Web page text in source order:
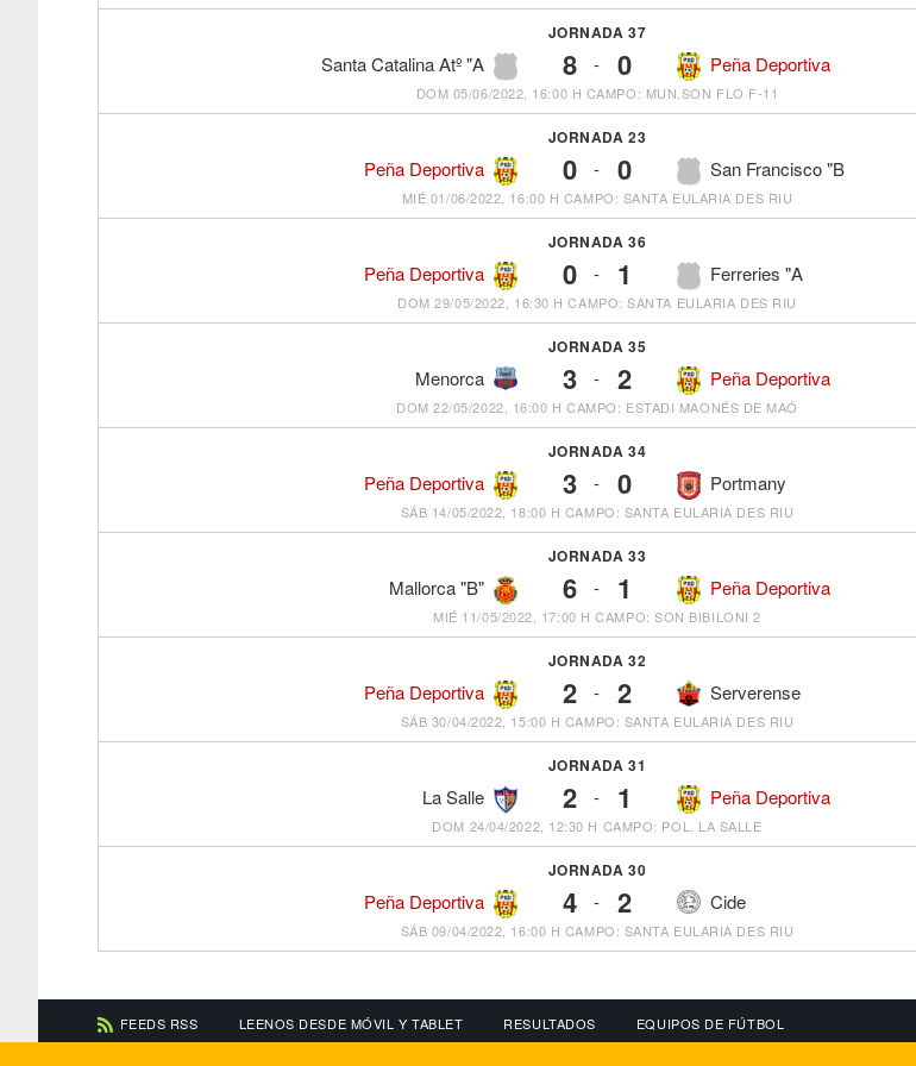
JORNADA 37
Santa Catalina Atº "A 8 - Peña Deportiva
0
DOM 05/06/2022, 16:00 H CAMPO: MUN.SON FLO F-11
JORNADA 23
Peña Deportiva 0 - San Francisco "B
0
MIÉ 01/06/2022, 16:00 H CAMPO: SANTA EULARIA DES RIU
JORNADA 36
Peña Deportiva 0 - Ferreries "A
1
DOM 29/05/2022, 16:30 H CAMPO: SANTA EULARIA DES RIU
JORNADA 35
Menorca 3 - Peña Deportiva
2
DOM 22/05/2022, 16:00 H CAMPO: ESTADI MAONÉS DE MAÓ
JORNADA 34
Peña Deportiva 3 - Portmany
0
SÁB 14/05/2022, 18:00 H CAMPO: SANTA EULARIA DES RIU
JORNADA 33
Mallorca "B" 6 - Peña Deportiva
1
MIÉ 11/05/2022, 17:00 H CAMPO: SON BIBILONI 2
JORNADA 32
Peña Deportiva 2 - Serverense
2
SÁB 30/04/2022, 15:00 H CAMPO: SANTA EULARIA DES RIU
JORNADA 31
La Salle 2 - Peña Deportiva
1
DOM 24/04/2022, 12:30 H CAMPO: POL. LA SALLE
JORNADA 30
Peña Deportiva 4 - Cide
2
SÁB 09/04/2022, 16:00 H CAMPO: SANTA EULARIA DES RIU
FEEDS RSS LEENOS DESDE MÓVIL Y TABLET RESULTADOS EQUIPOS DE FÚTBOL